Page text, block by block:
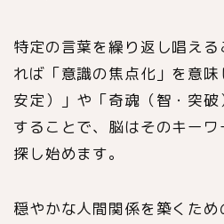
特定の言葉を繰り返し唱え
れば「意識の焦点化」を意味
安定）」や「奇魂（智・突
することで、脳はそのキー
探し始めます。
穏やかな人間関係を築くた